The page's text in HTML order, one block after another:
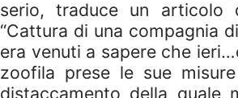
serio, traduce un articolo
“Cattura di una compagnia
era venuti a sapere che
zoofila prese le sue
distaccamento della quale